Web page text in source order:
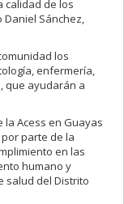
calidad de los
Sánchez,
los
enfermería,
que ayudarán a
la Acess en Guayas
parte de la
en las
humano y
salud del Distrito